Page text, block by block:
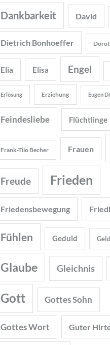
Dankbarkeit David
Dietrich Bonhoeffer
Elia Elisa Engel
Erlösung Erziehung Eugen
Feindesliebe Flüchtlinge
Frank-Tilo Becher Frauen
Freude Frieden
Friedensbewegung
Fühlen Geduld Geld
Glaube Gleichnis
Gott Gottes Sohn
Gottes Wort Guter